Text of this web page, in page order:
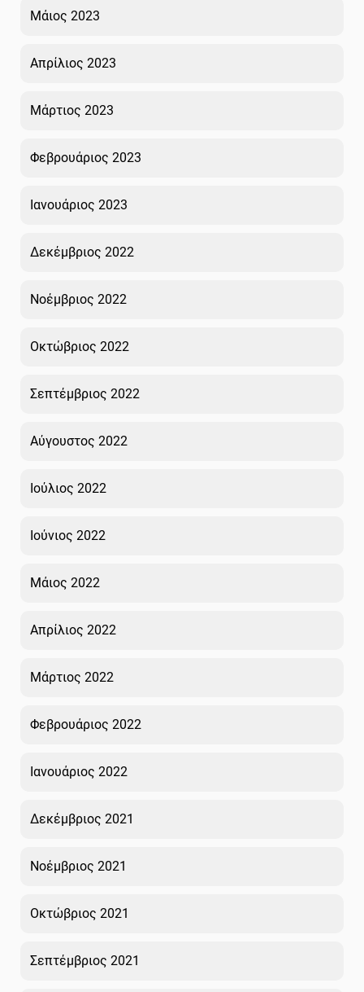
Μάιος 2023
Απρίλιος 2023
Μάρτιος 2023
Φεβρουάριος 2023
Ιανουάριος 2023
Δεκέμβριος 2022
Νοέμβριος 2022
Οκτώβριος 2022
Σεπτέμβριος 2022
Αύγουστος 2022
Ιούλιος 2022
Ιούνιος 2022
Μάιος 2022
Απρίλιος 2022
Μάρτιος 2022
Φεβρουάριος 2022
Ιανουάριος 2022
Δεκέμβριος 2021
Νοέμβριος 2021
Οκτώβριος 2021
Σεπτέμβριος 2021